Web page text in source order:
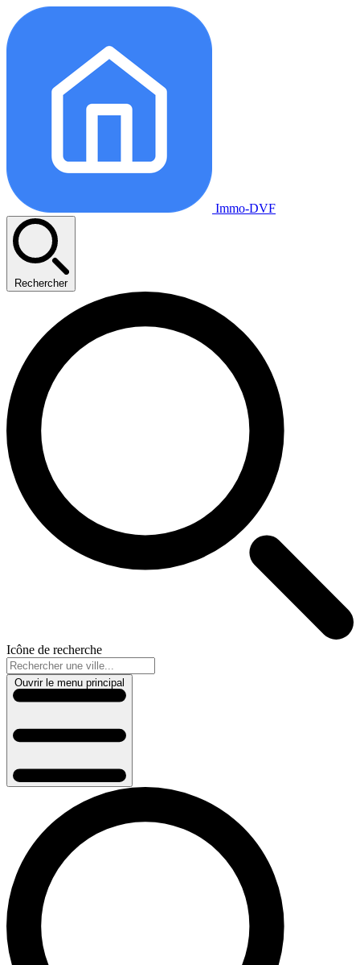
Immo-DVF
Rechercher
Icône de recherche
Ouvrir le menu principal